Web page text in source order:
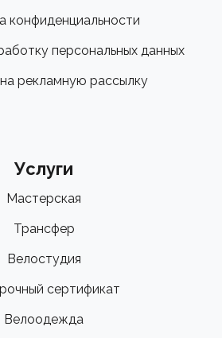
конфиденциальности
персональных данных
рекламную рассылку
Услуги
Мастерская
Трансфер
Велостудия
сертификат
Велоодежда